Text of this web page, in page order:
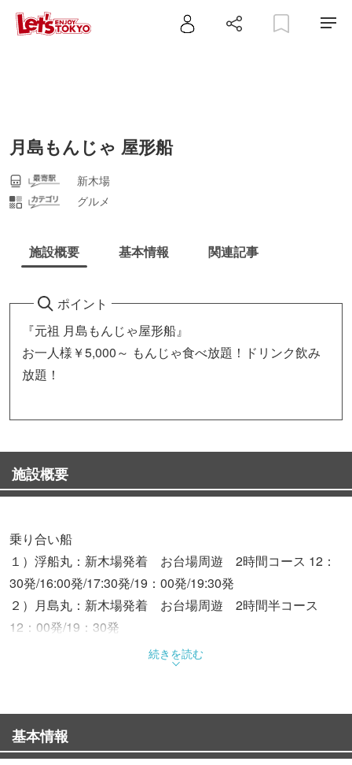
月島もんじゃ 屋形船
新木場
グルメ
施設概要 基本情報 関連記事
ポイント
『元祖 月島もんじゃ屋形船』
お一人様￥5,000～ もんじゃ食べ放題！ドリンク飲み
放題！
施設概要
乗り合い船
１）浮船丸：新木場発着 お台場周遊 2時間コース 12：
30発/16:00発/17:30発/19：00発/19:30発
２）月島丸：新木場発着 お台場周遊 2時間半コース
12：00発/19：30発
※他のお客様のご予約状況により他便へのご変更、欠航す
る場合がございます。その場合弊社より5日前後までにご
※貸切や15名様以上の場合は、上記出航便以外でも承れる
場合がございます。お問い合わせくださいませ。
続きを読む
基本情報